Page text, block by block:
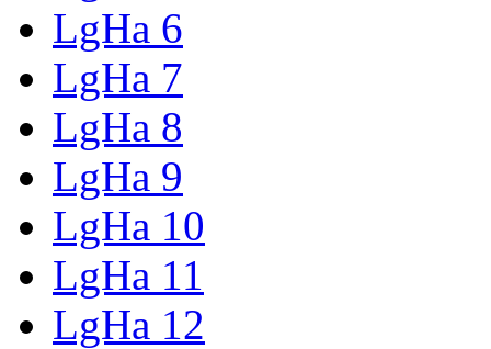
LgHa 6
LgHa 7
LgHa 8
LgHa 9
LgHa 10
LgHa 11
LgHa 12